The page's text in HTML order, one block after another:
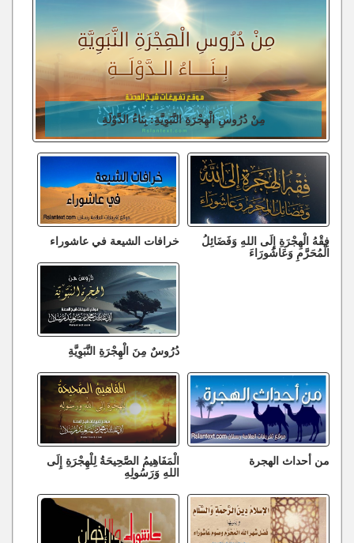
مِنْ دُرُوسِ الْهِجْرَةِ النَّبَوِيَّةِ: بِنَاءُ الدَّوْلَةِ
فِقْهُ الْهِجْرَةِ إِلَى اللهِ وَفَضَائِلُ
الْمُحَرَّمِ وَعَاشُورَاءَ
خرافات الشيعة في عاشوراء
دُرُوسٌ مِنَ الْهِجْرَةِ النَّبَوِيَّةِ
من أحداث الهجرة الْمَفَاهِيمُ الصَّحِيحَةُ لِلْهِجْرَةِ إِلَى
اللهِ وَرَسُولِهِ